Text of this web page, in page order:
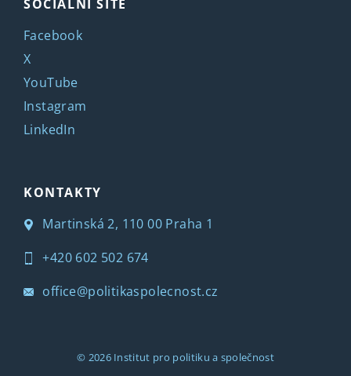
SOCIÁLNÍ SÍTĚ
Facebook
X
YouTube
Instagram
LinkedIn
KONTAKTY
Martinská 2, 110 00 Praha 1
+420 602 502 674
office@politikaspolecnost.cz
© 2026 Institut pro politiku a společnost